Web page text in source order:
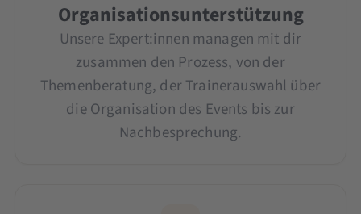
Organisationsunterstützung
Unsere Expert:innen managen mit dir
zusammen den Prozess, von der
Themenberatung, der Trainerauswahl über
die Organisation des Events bis zur
Nachbesprechung.